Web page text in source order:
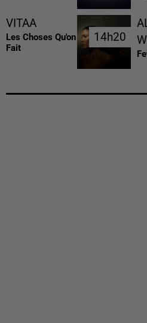
VITAA
Les Choses Qu'on
Fait
14h20
14h20